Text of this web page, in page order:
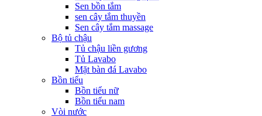
Sen bồn tắm
sen cây tắm thuyền
Sen cây tắm massage
Bộ tủ chậu
Tủ chậu liền gương
Tủ Lavabo
Mặt bàn đá Lavabo
Bồn tiểu
Bồn tiểu nữ
Bồn tiểu nam
Vòi nước